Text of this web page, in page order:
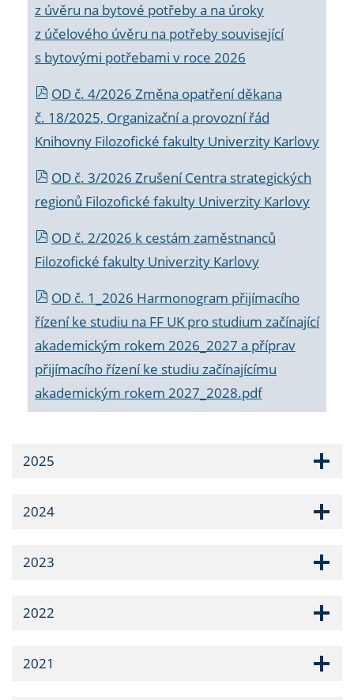
z úvěru na bytové potřeby a na úroky
z účelového úvěru na potřeby související
s bytovými potřebami v roce 2026
OD č. 4/2026 Změna opatření děkana
č. 18/2025, Organizační a provozní řád
Knihovny Filozofické fakulty Univerzity Karlovy
OD č. 3/2026 Zrušení Centra strategických
regionů Filozofické fakulty Univerzity Karlovy
OD č. 2/2026 k cestám zaměstnanců
Filozofické fakulty Univerzity Karlovy
OD č. 1_2026 Harmonogram přijímacího
řízení ke studiu na FF UK pro studium začínající
akademickým rokem 2026_2027 a příprav
přijímacího řízení ke studiu začínajícímu
akademickým rokem 2027_2028.pdf
2025
2024
2023
2022
2021